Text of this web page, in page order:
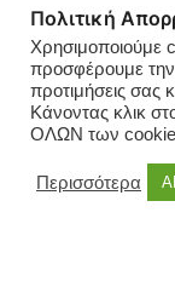
Πολιτική
Χρησιμοποιούμε
προσφέρουμε την
προτιμήσεις σας
Κάνοντας κλικ
ΟΛΩΝ των
Περισσότερα